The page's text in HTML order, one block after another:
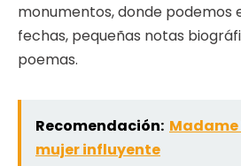
monumentos, donde
fechas, pequeñas notas
poemas.
Recomendación:
mujer influyente